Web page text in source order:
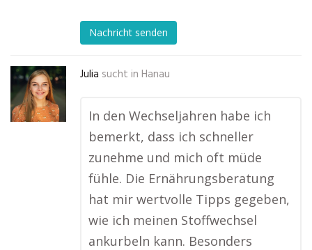
Nachricht senden
Julia sucht in Hanau
In den Wechseljahren habe ich
bemerkt, dass ich schneller
zunehme und mich oft müde
fühle. Die Ernährungsberatung
hat mir wertvolle Tipps gegeben,
wie ich meinen Stoffwechsel
ankurbeln kann. Besonders